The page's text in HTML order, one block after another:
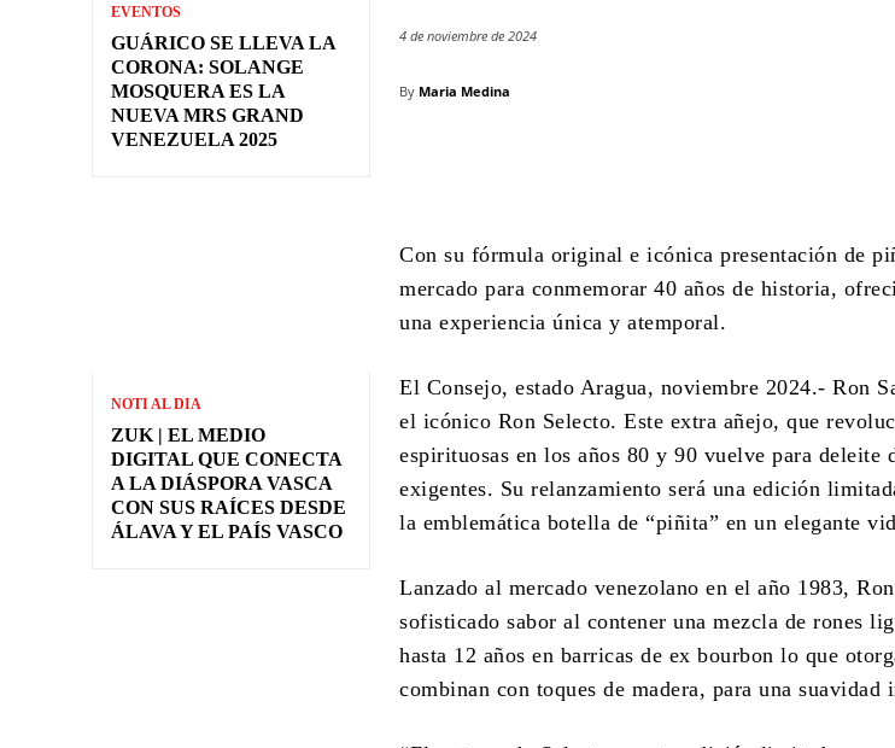
EVENTOS
GUÁRICO SE LLEVA LA
CORONA: SOLANGE
MOSQUERA ES LA
NUEVA MRS GRAND
VENEZUELA 2025
NOTI AL DIA
ZUK | EL MEDIO
DIGITAL QUE CONECTA
A LA DIÁSPORA VASCA
CON SUS RAÍCES DESDE
ÁLAVA Y EL PAÍS VASCO
4 de noviembre de 2024
By Maria Medina
Con su fórmula original e icónica presentación de
mercado para conmemorar 40 años de historia,
una experiencia única y atemporal.
El Consejo, estado Aragua, noviembre 2024.- Ron
el icónico Ron Selecto. Este extra añejo, que
espirituosas en los años 80 y 90 vuelve para deleite
exigentes. Su relanzamiento será una edición
la emblemática botella de “piñita” en un elegante
Lanzado al mercado venezolano en el año 1983,
sofisticado sabor al contener una mezcla de rones
hasta 12 años en barricas de ex bourbon lo que
combinan con toques de madera, para una suavidad